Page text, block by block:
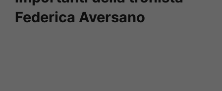
Federica Aversano